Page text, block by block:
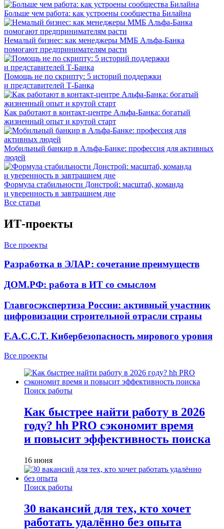
Больше чем работа: как устроены сообщества Билайна
Немалый бизнес: как менеджеры ММБ Альфа-Банка
помогают предпринимателям расти
Помощь не по скрипту: 5 историй поддержки
и представителей Т-Банка
Как работают в контакт-центре Альфа-Банка: богатый
жизненный опыт и крутой старт
Мобильный банкир в Альфа-Банке: профессия для активных
людей
Формула стабильности Донстрой: масштаб, команда
и уверенность в завтрашнем дне
Все статьи
ИТ-проекты
Все проекты
Разработка в ЭЛАР: сочетание преимуществ
ДОМ.РФ: работа в ИТ со смыслом
Главгосэкспертиза России: активный участник
цифровизации строительной отрасли страны
F.A.C.C.T. Кибербезопасность мирового уровня
Все проекты
Поиск работы
Как быстрее найти работу в 2026
году? hh PRO сэкономит время
и повысит эффективность поиска
16 июня
Поиск работы
30 вакансий для тех, кто хочет
работать удалённо без опыта